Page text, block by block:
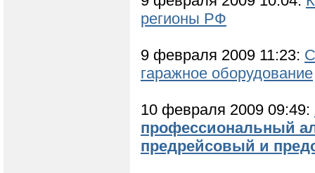
регионы РФ
9 февраля 2009 11:23:
гаражное оборудование
10 февраля 2009 09:49:
профессиональный
предрейсовый и